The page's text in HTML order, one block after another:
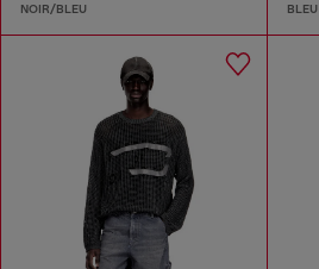
NOIR/BLEU